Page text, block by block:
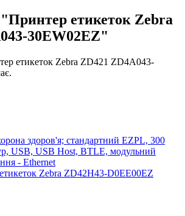
етикеток Zebra
30EW02EZ"
етикеток Zebra ZD421 ZD4A043-
здоров'я; стандартний EZPL, 300
USB, USB Host, BTLE, модульний
- Ethernet
Zebra ZD42H43-D0EE00EZ